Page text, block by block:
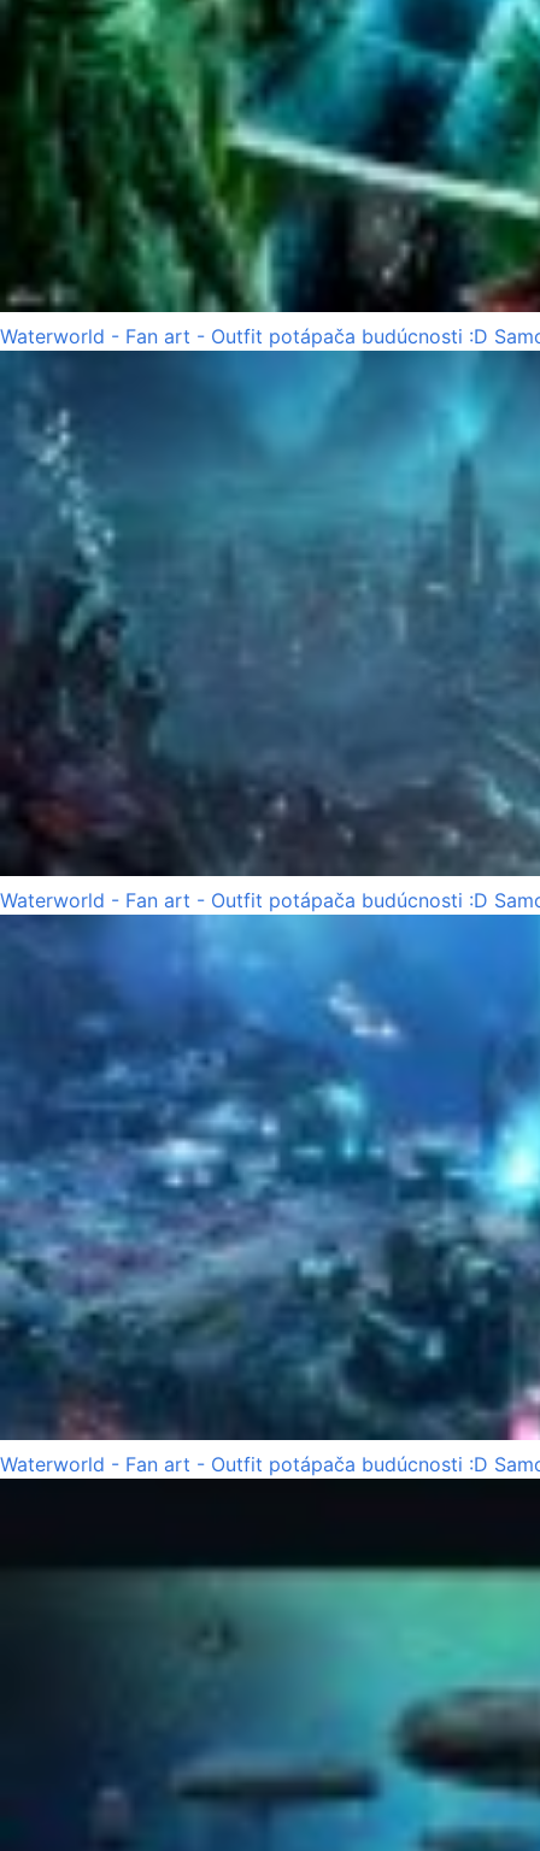
Waterworld - Fan art - Outfit potápača budúcnosti :D
Waterworld - Fan art - Outfit potápača budúcnosti :D
Waterworld - Fan art - Outfit potápača budúcnosti :D